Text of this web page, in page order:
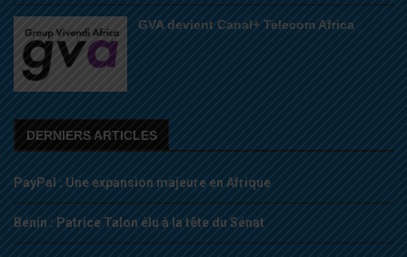
GVA devient Canal+ Telecom Africa
DERNIERS ARTICLES
PayPal : Une expansion majeure en Afrique
Bénin : Patrice Talon élu à la tête du Sénat